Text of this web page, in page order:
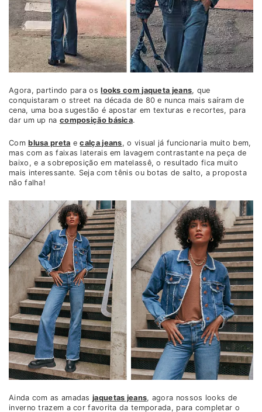
Agora, partindo para oslooks com jaqueta jeans, que
conquistaram o street na década de 80 e nunca mais saíram de
cena, uma boa sugestão é apostar em texturas e recortes, para
dar um up na composição básica.
Comblusa preta ecalça jeans, o visual já funcionaria muito bem,
mas com as faixas laterais em lavagem contrastante na peça de
baixo, e a sobreposição em matelassê, o resultado fica muito
mais interessante. Seja com tênis ou botas de salto, a proposta
não falha!
Ainda com as amadas jaquetas jeans, agora nossos looks de
inverno trazem a cor favorita da temporada, para completar o